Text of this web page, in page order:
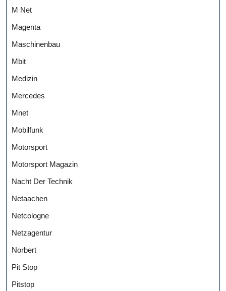
M Net
Magenta
Maschinenbau
Mbit
Medizin
Mercedes
Mnet
Mobilfunk
Motorsport
Motorsport Magazin
Nacht Der Technik
Netaachen
Netcologne
Netzagentur
Norbert
Pit Stop
Pitstop